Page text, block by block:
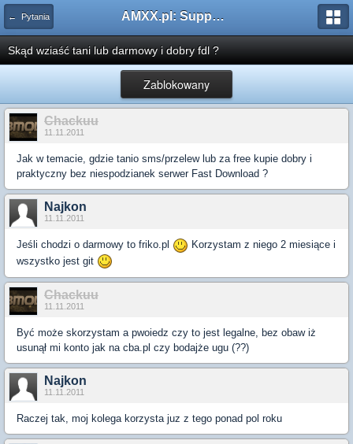
← Pytania AMXX.pl: Support AMX Mod X i SourceMod
Skąd wziaść tani lub darmowy i dobry fdl ?
Zablokowany
Chackuu
11.11.2011
Jak w temacie, gdzie tanio sms/przelew lub za free kupie dobry i
praktyczny bez niespodzianek serwer Fast Download ?
Najkon
11.11.2011
Jeśli chodzi o darmowy to friko.pl
Korzystam z niego 2 miesiące i
wszystko jest git
Chackuu
11.11.2011
Być może skorzystam a pwoiedz czy to jest legalne, bez obaw iż
usunął mi konto jak na cba.pl czy bodajże ugu (??)
Najkon
11.11.2011
Raczej tak, moj kolega korzysta juz z tego ponad pol roku